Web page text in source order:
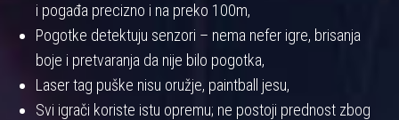
i pogađa precizno i na preko 100m,
Pogotke detektuju senzori – nema nefer igre, brisanja
boje i pretvaranja da nije bilo pogotka,
Laser tag puške nisu oružje, paintball jesu,
Svi igrači koriste istu opremu; ne postoji prednost zbog